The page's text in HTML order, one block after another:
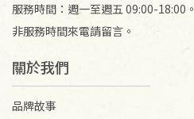
服務時間：週一至週五 09:00-18:00。
非服務時間來電請留言。
關於我們
品牌故事